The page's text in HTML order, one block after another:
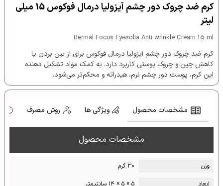
کرم ضد چروک دور چشم آیزولیا درمال فوکوس 15 میلی
لیتر
Dermal Focus Eyesolia Anti wrinkle Cream 15 ml
کرم ضد چروک دور چشم آیزولیا درمال فوکوس برای از بین بردن یا
کاهش چین و چروک پوستی کاربرد دارد. به کمک مواد تشکیل دهنده
این کرم، پوست دور چشم نرم، هیدراته و محکم‌تر می‌شود.
مشخصات محصول ویژگی ها روش مصرف
مشخصات محصول
وزن
۳۰ گرم
ابعاد
۵ × ۵ × ۱۴ سانتیمتر